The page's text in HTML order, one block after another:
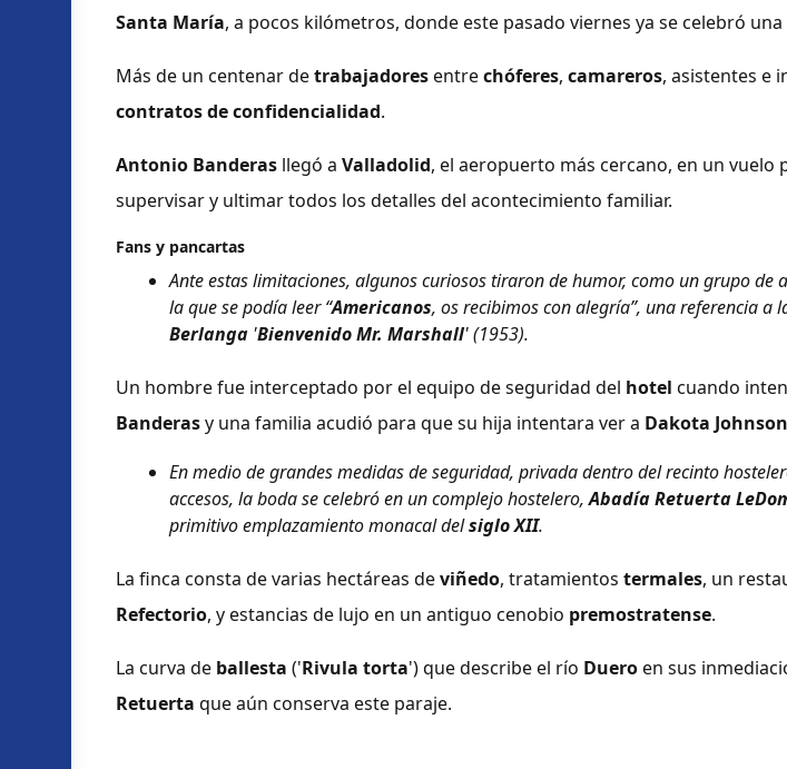
Santa María, a pocos kilómetros, donde este pasado viernes ya se celebró
Más de un centenar detrabajadoresentrechóferes, camareros, asistentes e
contratos de confidencialidad.
Antonio Banderas llegó a Valladolid, el aeropuerto más cercano, en un vuelo
supervisar y ultimar todos los detalles del acontecimiento familiar.
Fans y pancartas
Ante estas limitaciones, algunos curiosos tiraron de humor, como un grupo de
la que se podía leer “Americanos, os recibimos con alegría”, una referencia a
Berlanga 'Bienvenido Mr. Marshall' (1953).
Un hombre fue interceptado por el equipo de seguridad del hotel cuando
Banderasy una familia acudió para que su hija intentara ver a Dakota Johnson
En medio de grandes medidas de seguridad, privada dentro del recinto
accesos, la boda se celebró en un complejo hostelero,Abadía Retuerta
primitivo emplazamiento monacal delsiglo XII.
La finca consta de varias hectáreas deviñedo, tratamientos termales, un
Refectorio, y estancias de lujo en un antiguo cenobio premostratense.
La curva de ballesta ('Rivula torta') que describe el río Dueroen sus
Retuerta que aún conserva este paraje.